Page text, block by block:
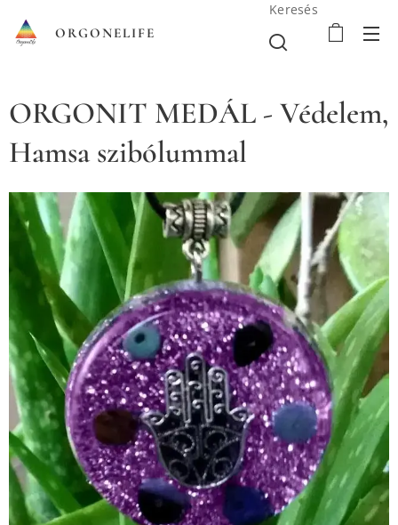
ORGONELIFE
Keresés
ORGONIT MEDÁL - Védelem,
Hamsa szibólummal